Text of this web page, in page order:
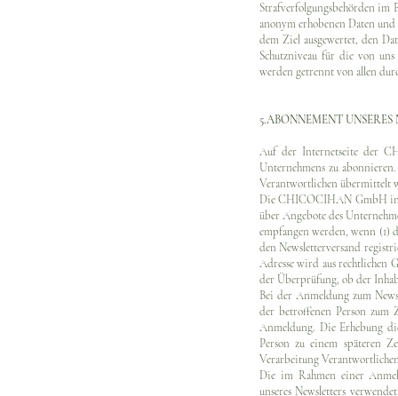
Strafverfolgungsbehörden im
anonym erhobenen Daten
dem Ziel ausgewertet, den
Schutzniveau für die von uns
werden getrennt von allen
5.ABONNEMENT UNSERES
Auf der Internetseite der
Unternehmens zu
Verantwortlichen übermittelt
Die CHICOCIHAN GmbH
über Angebote des
empfangen werden, wenn (1)
den Newsletterversand
Adresse wird aus rechtlichen
der Überprüfung, ob der
Bei der Anmeldung zum
der betroffenen Person zum
Anmeldung. Die Erhebung
Person zu einem späteren
Verarbeitung
Die im Rahmen einer
unseres Newsletters